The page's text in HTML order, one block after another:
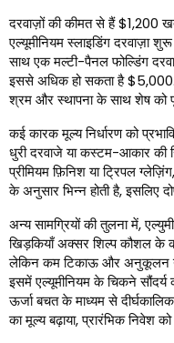
दरवाज़ों की कीमत से हैं
एल्यूमीनियम स्लाइडिंग दरवाज़ा
साथ एक मल्टी-पैनल फोल्डिंग
इससे अधिक हो सकता है $5,000.
श्रम और स्थापना के साथ शेष को
कई कारक मूल्य निर्धारण को
धुरी दरवाजे या कस्टम-आकार की
प्रीमियम फ़िनिश या ट्रिपल
के अनुसार भिन्न होती है, इसलिए
अन्य सामग्रियों की तुलना में,
खिड़कियाँ अक्सर शिल्प कौशल के
लेकिन कम टिकाऊ और अनुकूलन
इसमें एल्यूमीनियम के चिकने
ऊर्जा बचत के माध्यम से
का मूल्य बढ़ाया, प्रारंभिक निवेश को